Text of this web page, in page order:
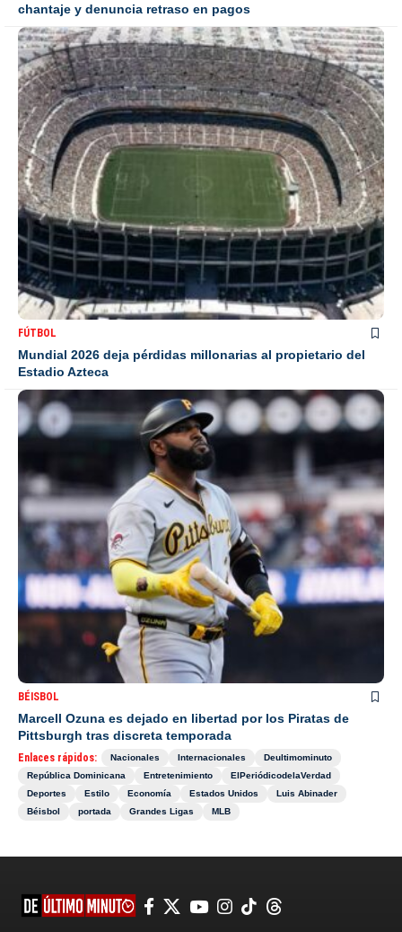
chantaje y denuncia retraso en pagos
FÚTBOL
Mundial 2026 deja pérdidas millonarias al propietario del
Estadio Azteca
BÉISBOL
Marcell Ozuna es dejado en libertad por los Piratas de
Pittsburgh tras discreta temporada
Enlaces rápidos: Nacionales Internacionales
Deultimominuto
República Dominicana
Entretenimiento
ElPeriódicodelaVerdad
Deportes
Estilo Economía Estados Unidos
Luis Abinader
Béisbol
portada Grandes Ligas MLB